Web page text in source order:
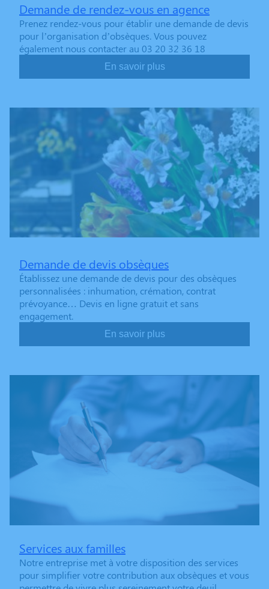
Demande de rendez-vous en agence
Prenez rendez-vous pour établir une demande de devis
pour l’organisation d’obsèques. Vous pouvez
également nous contacter au 03 20 32 36 18
En savoir plus
Demande de devis obsèques
Établissez une demande de devis pour des obsèques
personnalisées : inhumation, crémation, contrat
prévoyance… Devis en ligne gratuit et sans
engagement.
En savoir plus
Services aux familles
Notre entreprise met à votre disposition des services
pour simplifier votre contribution aux obsèques et vous